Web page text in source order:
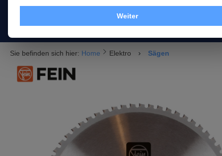
Sie befinden sich hier: Home Elektro Sägen
Weiter